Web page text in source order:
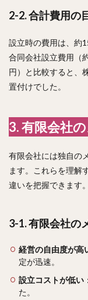
2-2. 合計費用の
設立時の費用は、約
合同会社設立費用（
円）と比較すると、
置付けでした。
3. 有限会社
有限会社には独自の
ます。これらを理解
違いを把握できます。
3-1. 有限会社の
経営の自由度が高
定が迅速。
設立コストが低い
た。